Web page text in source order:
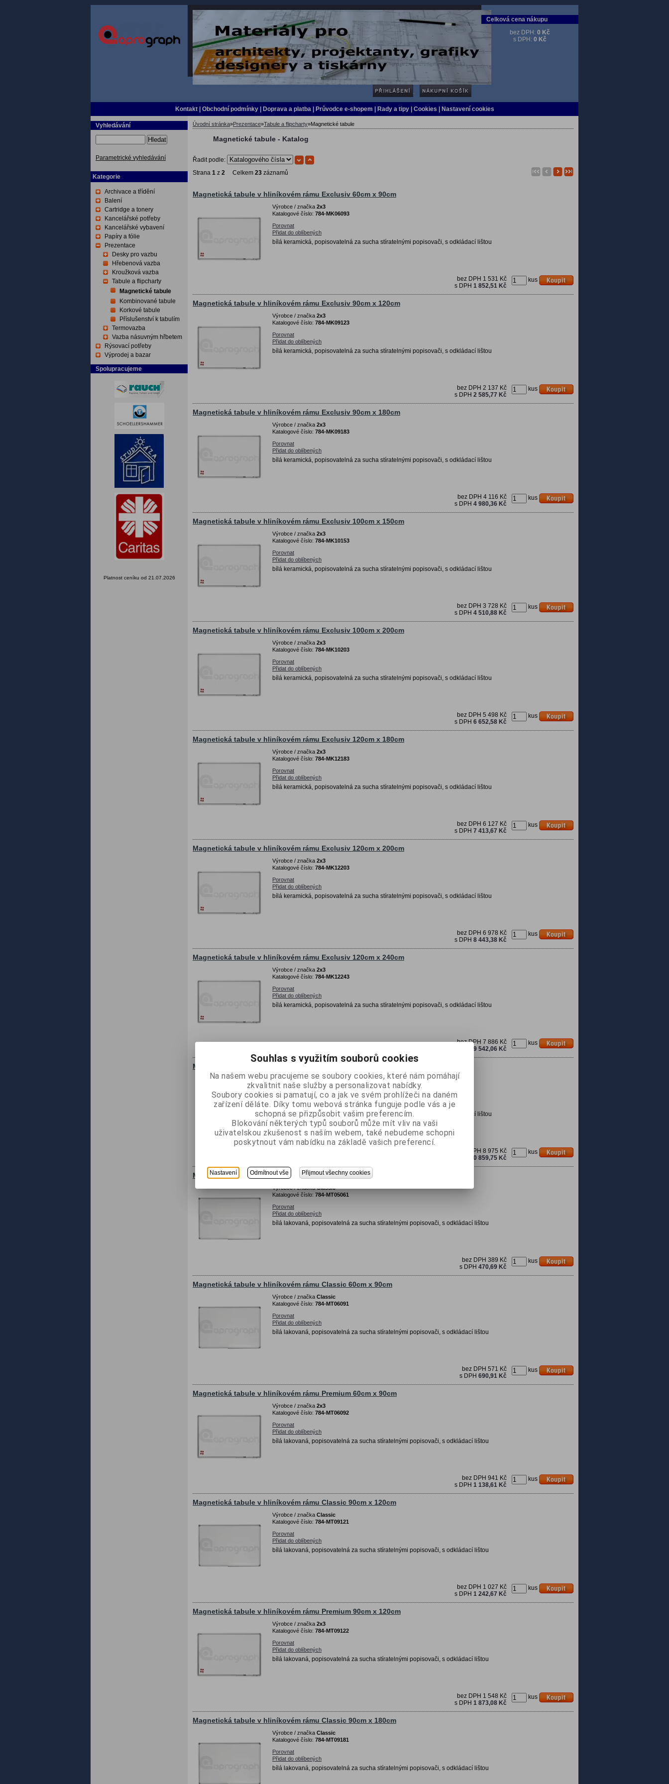
Celková cena nákupu
bez DPH: 0 Kč
s DPH: 0 Kč
Kontakt Obchodní podmínky Doprava a platba Průvodce e-shopem Rady a tipy | Cookies | Nastavení cookies
Vyhledávání
Hledat
Parametrické vyhledávání
Kategorie
Archivace a třídění
Balení
Cartridge a tonery
Kancelářské potřeby
Kancelářské vybavení
Papíry a fólie
Prezentace
Desky pro vazbu
Hřebenová vazba
Kroužková vazba
Tabule a flipcharty
Magnetické tabule
Kombinované tabule
Korkové tabule
Příslušenství k tabulím
Termovazba
Vazba násuvným hřbetem
Rýsovací potřeby
Výprodej a bazar
Spolupracujeme
Platnost ceníku od 21.07.2026
Úvodní stránka»Prezentace»Tabule a flipcharty»Magnetické tabule
Magnetické tabule - Katalog
Řadit podle:
Strana 1 z 2 Celkem 23 záznamů
Magnetická tabule v hliníkovém rámu Exclusiv 60cm x 90cm
Výrobce / značka 2x3
Katalogové číslo: 784-MK06093
Porovnat
Přidat do oblíbených
bílá keramická, popisovatelná za sucha stíratelnými popisovači, s odkládací lištou
kus
bez DPH 1 531 Kč
s DPH 1 852,51 Kč
Magnetická tabule v hliníkovém rámu Exclusiv 90cm x 120cm
Výrobce / značka 2x3
Katalogové číslo: 784-MK09123
Porovnat
Přidat do oblíbených
bílá keramická, popisovatelná za sucha stíratelnými popisovači, s odkládací lištou
kus
bez DPH 2 137 Kč
s DPH 2 585,77 Kč
Magnetická tabule v hliníkovém rámu Exclusiv 90cm x 180cm
Výrobce / značka 2x3
Katalogové číslo: 784-MK09183
Porovnat
Přidat do oblíbených
bílá keramická, popisovatelná za sucha stíratelnými popisovači, s odkládací lištou
kus
bez DPH 4 116 Kč
s DPH 4 980,36 Kč
Magnetická tabule v hliníkovém rámu Exclusiv 100cm x 150cm
Výrobce / značka 2x3
Katalogové číslo: 784-MK10153
Porovnat
Přidat do oblíbených
bílá keramická, popisovatelná za sucha stíratelnými popisovači, s odkládací lištou
kus
bez DPH 3 728 Kč
s DPH 4 510,88 Kč
Magnetická tabule v hliníkovém rámu Exclusiv 100cm x 200cm
Výrobce / značka 2x3
Katalogové číslo: 784-MK10203
Porovnat
Přidat do oblíbených
bílá keramická, popisovatelná za sucha stíratelnými popisovači, s odkládací lištou
kus
bez DPH 5 498 Kč
s DPH 6 652,58 Kč
Magnetická tabule v hliníkovém rámu Exclusiv 120cm x 180cm
Výrobce / značka 2x3
Katalogové číslo: 784-MK12183
Porovnat
Přidat do oblíbených
bílá keramická, popisovatelná za sucha stíratelnými popisovači, s odkládací lištou
kus
bez DPH 6 127 Kč
s DPH 7 413,67 Kč
Magnetická tabule v hliníkovém rámu Exclusiv 120cm x 200cm
Výrobce / značka 2x3
Katalogové číslo: 784-MK12203
Porovnat
Přidat do oblíbených
bílá keramická, popisovatelná za sucha stíratelnými popisovači, s odkládací lištou
kus
bez DPH 6 978 Kč
s DPH 8 443,38 Kč
Magnetická tabule v hliníkovém rámu Exclusiv 120cm x 240cm
Výrobce / značka 2x3
Katalogové číslo: 784-MK12243
Porovnat
Přidat do oblíbených
bílá keramická, popisovatelná za sucha stíratelnými popisovači, s odkládací lištou
kus
bez DPH 7 886 Kč
9 542,06 Kč
Magnetická tabule v hliníkovém rámu Exclusiv 120cm x 300cm
Výrobce / značka2x3
Katalogové číslo:784-MK12303
Porovnat
Přidat do oblíbených
bílá keramická, popisovatelná za sucha stíratelnými popisovači, s odkládací lištou
kus
bez DPH 8 975 Kč
10 859,75 Kč
Magnetická tabule v hliníkovém rámu Classic 45cm x 60cm
Výrobce / značkaClassic
Katalogové číslo: 784-MT05061
Porovnat
Přidat do oblíbených
bílá lakovaná, popisovatelná za sucha stíratelnými popisovači, s odkládací lištou
kus
bez DPH 389 Kč
s DPH 470,69 Kč
Magnetická tabule v hliníkovém rámu Classic 60cm x 90cm
Výrobce / značka Classic
Katalogové číslo: 784-MT06091
Porovnat
Přidat do oblíbených
bílá lakovaná, popisovatelná za sucha stíratelnými popisovači, s odkládací lištou
kus
bez DPH 571 Kč
s DPH 690,91 Kč
Magnetická tabule v hliníkovém rámu Premium 60cm x 90cm
Výrobce / značka 2x3
Katalogové číslo: 784-MT06092
Porovnat
Přidat do oblíbených
bílá lakovaná, popisovatelná za sucha stíratelnými popisovači, s odkládací lištou
kus
bez DPH 941 Kč
s DPH 1 138,61 Kč
Magnetická tabule v hliníkovém rámu Classic 90cm x 120cm
Výrobce / značka Classic
Katalogové číslo: 784-MT09121
Porovnat
Přidat do oblíbených
bílá lakovaná, popisovatelná za sucha stíratelnými popisovači, s odkládací lištou
kus
bez DPH 1 027 Kč
s DPH 1 242,67 Kč
Magnetická tabule v hliníkovém rámu Premium 90cm x 120cm
Výrobce / značka 2x3
Katalogové číslo: 784-MT09122
Porovnat
Přidat do oblíbených
bílá lakovaná, popisovatelná za sucha stíratelnými popisovači, s odkládací lištou
kus
bez DPH 1 548 Kč
s DPH 1 873,08 Kč
Magnetická tabule v hliníkovém rámu Classic 90cm x 180cm
Výrobce / značka Classic
Katalogové číslo: 784-MT09181
Porovnat
Přidat do oblíbených
bílá lakovaná, popisovatelná za sucha stíratelnými popisovači, s odkládací lištou
Souhlas s využitím souborů cookies
Na našem webu pracujeme se soubory cookies, které nám pomáhají
zkvalitnit naše služby a personalizovat nabídky.
Soubory cookies si pamatují, co a jak ve svém prohlížeči na daném
zařízení děláte. Díky tomu webová stránka funguje podle vás a je
schopná se přizpůsobit vašim preferencím.
Blokování některých typů souborů může mít vliv na vaši
uživatelskou zkušenost s naším webem, také nebudeme schopni
poskytnout vám nabídku na základě vašich preferencí.
Nastavení Odmítnout vše Přijmout všechny cookies